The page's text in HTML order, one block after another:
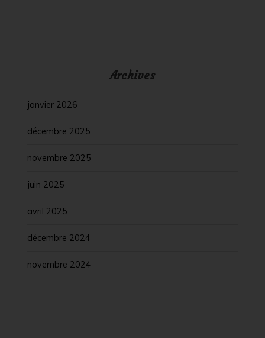
Archives
janvier 2026
décembre 2025
novembre 2025
juin 2025
avril 2025
décembre 2024
novembre 2024